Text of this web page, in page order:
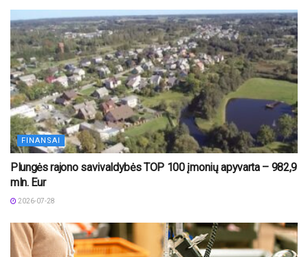
FINANSAI
Plungės rajono savivaldybės TOP 100 įmonių apyvarta – 982,9
mln. Eur
2026-07-28